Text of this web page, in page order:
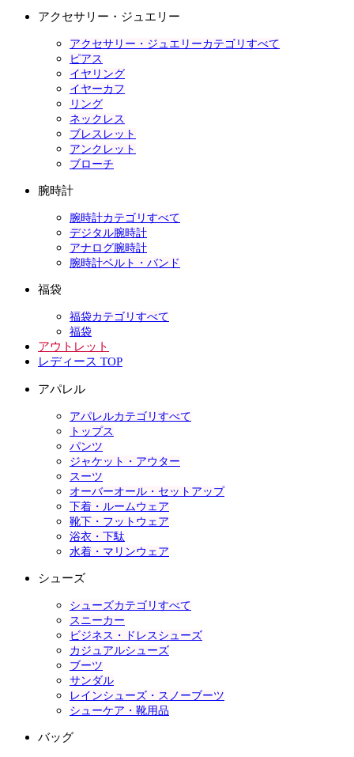
アクセサリー・ジュエリー
アクセサリー・ジュエリーカテゴリすべて
ピアス
イヤリング
イヤーカフ
リング
ネックレス
ブレスレット
アンクレット
ブローチ
腕時計
腕時計カテゴリすべて
デジタル腕時計
アナログ腕時計
腕時計ベルト・バンド
福袋
福袋カテゴリすべて
福袋
アウトレット
レディース TOP
アパレル
アパレルカテゴリすべて
トップス
パンツ
ジャケット・アウター
スーツ
オーバーオール・セットアップ
下着・ルームウェア
靴下・フットウェア
浴衣・下駄
水着・マリンウェア
シューズ
シューズカテゴリすべて
スニーカー
ビジネス・ドレスシューズ
カジュアルシューズ
ブーツ
サンダル
レインシューズ・スノーブーツ
シューケア・靴用品
バッグ